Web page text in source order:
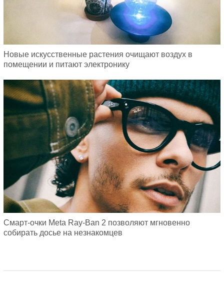
Новые искусственные растения очищают воздух в
помещении и питают электронику
Смарт-очки Meta Ray-Ban 2 позволяют мгновенно
собирать досье на незнакомцев